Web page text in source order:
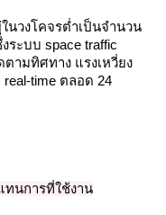
นวงโคจรต่ำเป็นจำนวน
ระบบ space traffic
ามทิศทาง แรงเหวี่ยง
time ตลอด 24
ทนการที่ใช้งาน